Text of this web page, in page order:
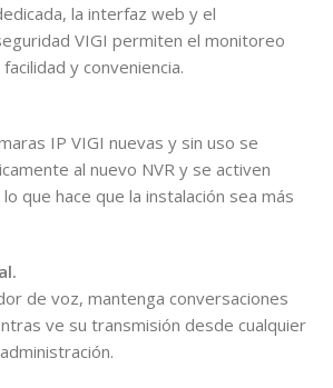
la interfaz web y el
VIGI permiten el monitoreo
y conveniencia.
IP VIGI nuevas y sin uso se
al nuevo NVR y se activen
que hace que la instalación sea más
de voz, mantenga conversaciones
ve su transmisión desde cualquier